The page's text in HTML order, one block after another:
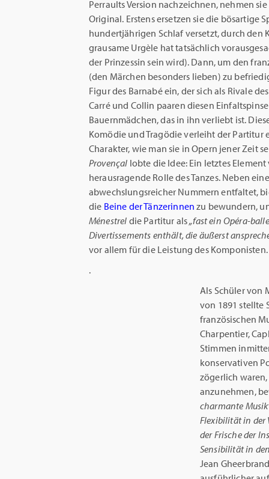
Perraults Version nachzeichnen, nehmen
Original. Erstens ersetzen sie die bösartige
hundertjährigen Schlaf versetzt, durch den
grausame Urgèle hat tatsächlich
der Prinzessin sein wird). Dann, um den
(den Märchen besonders lieben) zu
Figur des Barnabé ein, der sich als Rivale
Carré und Collin paaren diesen
Bauernmädchen, das in ihn verliebt ist.
Komödie und Tragödie verleiht der Partitur
Charakter, wie man sie in Opern jener Zeit
Provençal lobte die Idee: Ein letztes
herausragende Rolle des Tanzes. Neben
abwechslungsreicher Nummern entfaltet,
die Beine der Tänzerinnen zu bewundern,
Ménestrel die Partitur als„fast ein Opéra-
Divertissements enthält, die äußerst
vor allem für die Leistung des Komponisten.
.
Als Schüler von
von 1891 stellte
französischen
Charpentier,
Stimmen
konservativen
zögerlich
anzunehmen,
charmante
Flexibilität in der
der Frische der
Sensibilität in
Jean